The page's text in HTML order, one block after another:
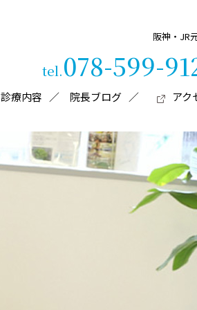
阪神・JR
tel.078-599-
診療内容 院長ブログ アク